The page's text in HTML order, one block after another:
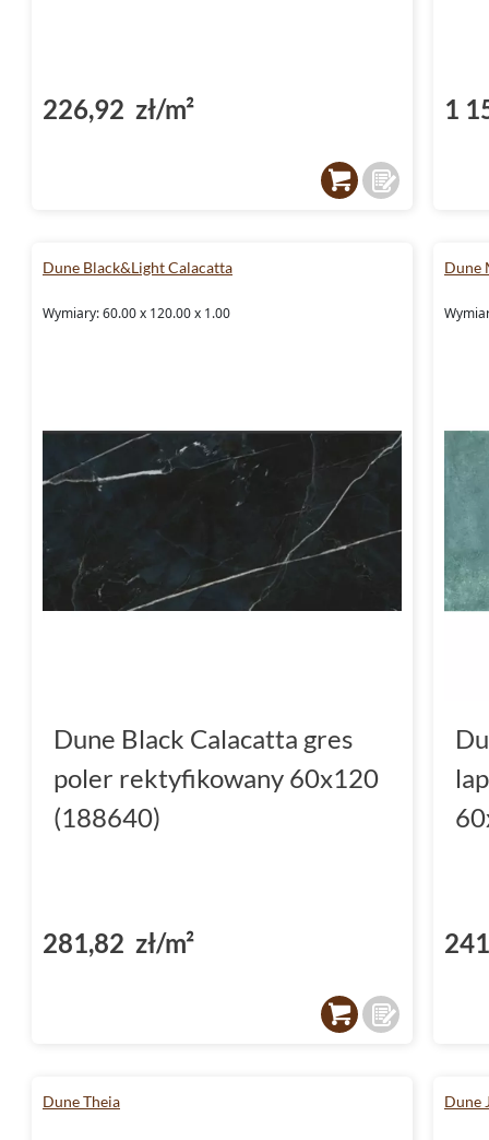
226,92 zł/m² 1
Dune Black&Light Calacatta
Wymiary: 60.00 x 120.00 x 1.00
Dune Black Calacatta gres
poler rektyfikowany 60x120
(188640)
281,82 zł/m²
Dune
Dune Theia Dune